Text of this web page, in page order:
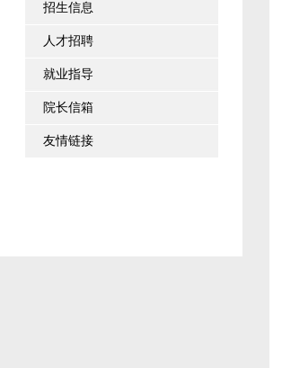
招生信息
人才招聘
就业指导
院长信箱
友情链接